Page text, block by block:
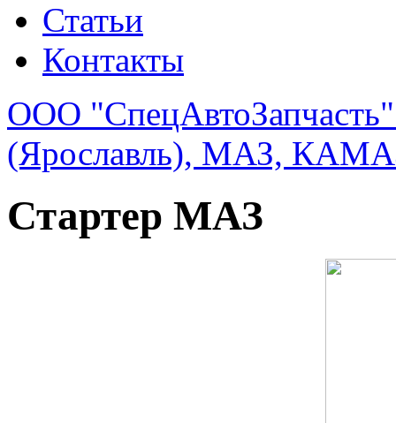
Статьи
Контакты
ООО
(Ярославль), МАЗ,
Стартер МАЗ